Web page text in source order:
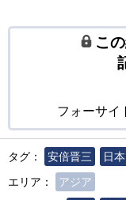
こ
フォーサイ
タグ： 安倍晋三
日本
エリア：
アジア